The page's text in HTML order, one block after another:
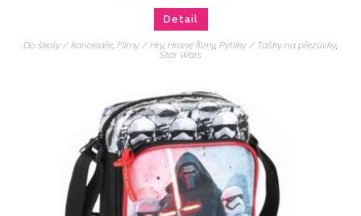
Detail
Do školy / kanceláře, Filmy / Hry, Hrané filmy, Pytlíky / Tašky na přezůvky,
Star Wars